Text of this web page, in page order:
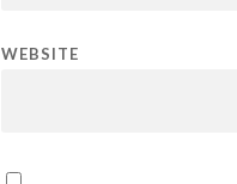
WEBSITE